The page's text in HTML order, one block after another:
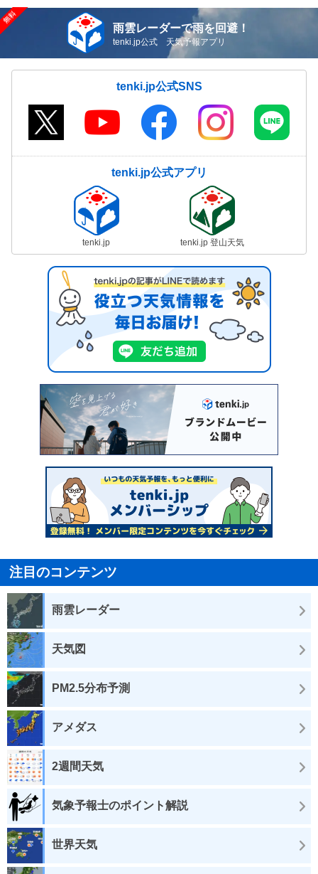
雨雲レーダーで雨を回避！
tenki.jp公式 天気予報アプリ
tenki.jp公式SNS
tenki.jp公式アプリ
tenki.jp tenki.jp 登山天気
注目のコンテンツ
雨雲レーダー
天気図
PM2.5分布予測
アメダス
2週間天気
気象予報士のポイント解説
世界天気